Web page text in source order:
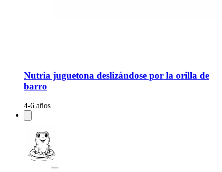
Nutria juguetona deslizándose por la orilla de
barro
4-6 años